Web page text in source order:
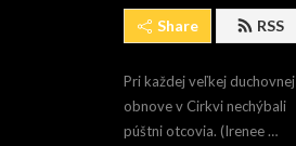
Share RSS
Pri každej veľkej duchovnej
obnove v Cirkvi nechýbali
púštni otcovia. (Irenee